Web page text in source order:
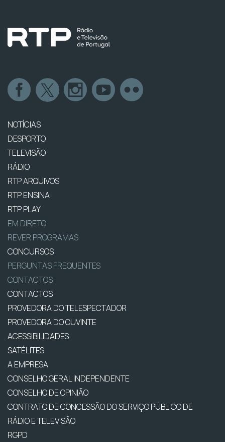
NOTÍCIAS
DESPORTO
TELEVISÃO
RÁDIO
RTP ARQUIVOS
RTP ENSINA
RTP PLAY
EM DIRETO
REVER PROGRAMAS
CONCURSOS
PERGUNTAS FREQUENTES
CONTACTOS
CONTACTOS
PROVEDORA DO TELESPECTADOR
PROVEDORA DO OUVINTE
ACESSIBILIDADES
SATÉLITES
A EMPRESA
CONSELHO GERAL INDEPENDENTE
CONSELHO DE OPINIÃO
CONTRATO DE CONCESSÃO DO SERVIÇO PÚBLICO DE
RÁDIO E TELEVISÃO
RGPD